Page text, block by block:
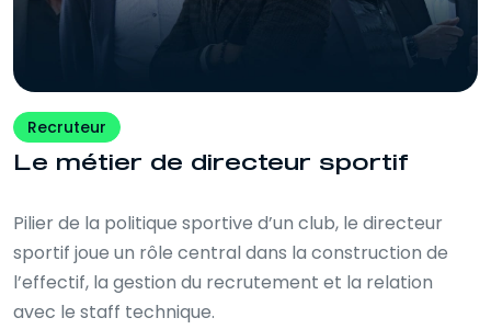
Recruteur
Le métier de directeur sportif
Pilier de la politique sportive d’un club, le directeur
sportif joue un rôle central dans la construction de
l’effectif, la gestion du recrutement et la relation
avec le staff technique.